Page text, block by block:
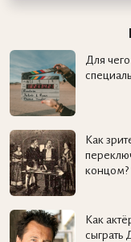
Для
Как
концом?
Как
сыграть